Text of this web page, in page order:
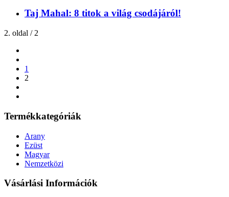
Taj Mahal: 8 titok a világ csodájáról!
2. oldal / 2
1
2
Termékkategóriák
Arany
Ezüst
Magyar
Nemzetközi
Vásárlási Információk